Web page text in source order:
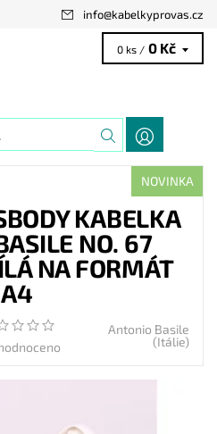
info@kabelkyprovas.cz
0 ks / 0 Kč
NOVINKA
KABELKA
NO. 67
NA FORMÁT
A4
Antonio Basile
(Itálie)